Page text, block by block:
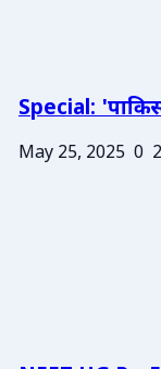
Special:
May 25, 2025 0